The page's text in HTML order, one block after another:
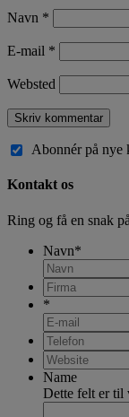
Navn *
E-mail *
Websted
Abonnér på nye
Kontakt os
Ring og få en snak på
Navn*
*
Name
Dette felt er til